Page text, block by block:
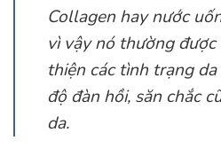
Collagen hay nước
vì vậy nó thường được
thiện các tình trạng
độ đàn hồi, săn chắc
da.